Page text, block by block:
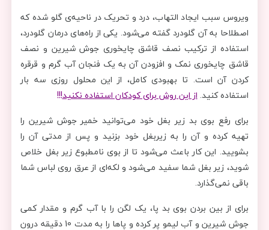
ویروس سبب ایجاد التهاب، درد و تحریک در ناحیه‌ی گلو شده که
اصطلاحا به آن گلودرد گفته می‌شود. یکی از راه‌های درمان گلودرد،
استفاده از ترکیب نصف قاشق چایخوری جوش شیرین و نصف
قاشق چایخوری نمک و افزودن آن به یک فنجان آب گرم و قرقره
کردن آن است. تا بهبودی کامل، از این محلول روزی سه بار
استفاده کنید. از این روش برای کودکان استفاده نکنید!!!
برای رفع بوی بد زیر بغل خود می‌توانید خمیر جوش شیرین را
تهیه کرده و آن را به زیربغل خود بزنید و پس از مدتی آن را
بشویید. این کار باعث می‌شود تا از بوی نامطبوع زیر بغل خلاص
شوید، زیر بغل شما سفید می‌شود و لکه‌ای از عرق روی لباس شما
باقی نمی‌گذارد.
برای از بین بردن بوی بد پا، یک لگن را با آب گرم و مقدار کمی
جوش شیرین و آب لیمو پر کرده و پاها را به مدت 10 دقیقه درون